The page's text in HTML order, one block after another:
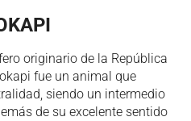
originario de la República
fue un animal que
siendo un intermedio
de su excelente sentido